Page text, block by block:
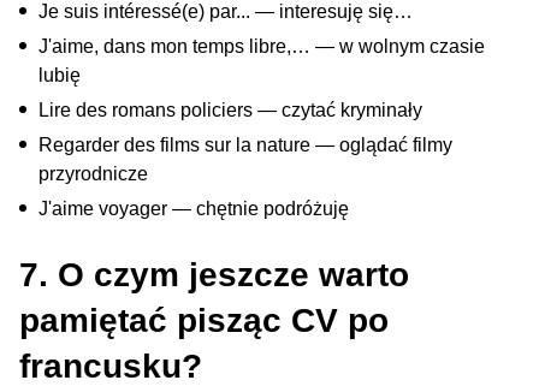
Je suis intéressé(e) par... — interesuję się…
J'aime, dans mon temps libre,… — w wolnym czasie
lubię
Lire des romans policiers — czytać kryminały
Regarder des films sur la nature — oglądać filmy
przyrodnicze
J'aime voyager — chętnie podróżuję
7. O czym jeszcze warto
pamiętać pisząc CV po
francusku?